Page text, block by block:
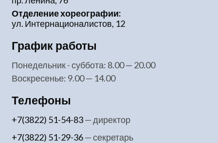
Отделение хореографии:
ул. Интернационалистов, 12
График работы
понедельник - суббота: 8.00 — 20.00
воскресенье: 9.00 — 14.00
Телефоны
+7(3822) 51-54-83— директор
+7(3822) 51-29-36— секретарь